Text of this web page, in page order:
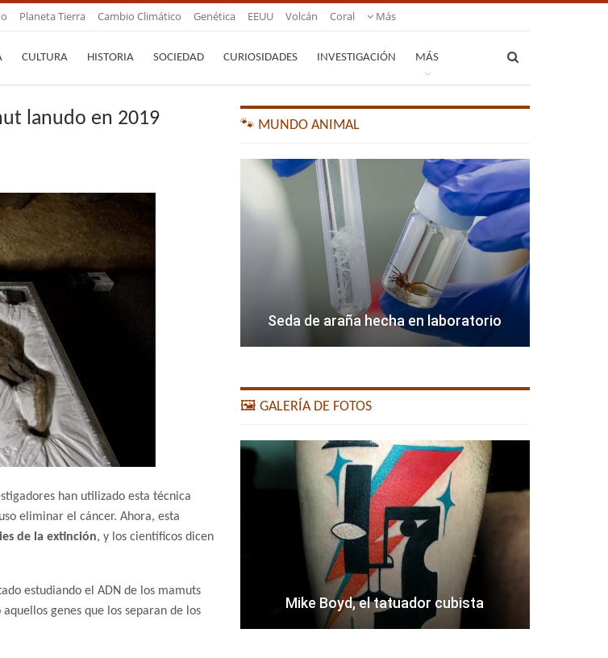
Planeta Tierra Cambio Climático Genética EEUU Volcán Coral Más
CULTURA HISTORIA SOCIEDAD CURIOSIDADES INVESTIGACIÓN MÁS
lanudo en 2019
han utilizado esta técnica
eliminar el cáncer. Ahora, esta
de la extinción, y los científicos dicen
estudiando el ADN de los mamuts
genes que los separan de los
🐾 MUNDO ANIMAL
Seda de araña hecha en laboratorio
🖼️ GALERÍA DE FOTOS
Mike Boyd, el tatuador cubista